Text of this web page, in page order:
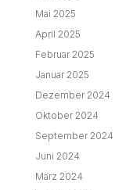
Mai 2025
April 2025
Februar 2025
Januar 2025
Dezember 2024
Oktober 2024
September 2024
Juni 2024
März 2024